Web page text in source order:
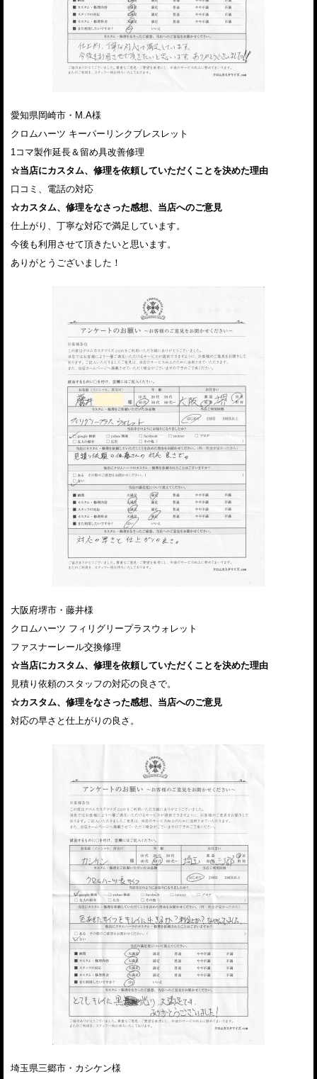
愛知県岡崎市・M.A様
クロムハーツ キーパーリンクブレスレット
1コマ製作延長＆留め具改善修理
☆当店にカスタム、修理を依頼していただくことを決めた理由
口コミ、電話の対応
☆カスタム、修理をなさった感想、当店へのご意見
仕上がり、丁寧な対応で満足しています。
今後も利用させて頂きたいと思います。
ありがとうございました！
大阪府堺市・藤井様
クロムハーツ フィリグリープラスウォレット
ファスナーレール交換修理
☆当店にカスタム、修理を依頼していただくことを決めた理由
見積り依頼のスタッフの対応の良さで。
☆カスタム、修理をなさった感想、当店へのご意見
対応の早さと仕上がりの良さ。
埼玉県三郷市・カシケン様